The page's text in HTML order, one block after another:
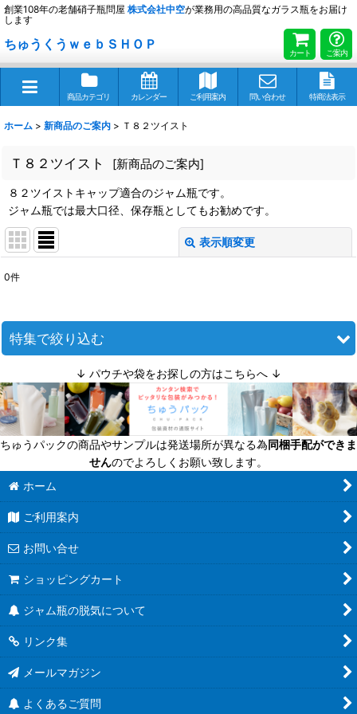
創業108年の老舗硝子瓶問屋 株式会社中空が業務用の高品質なガラス瓶をお届け
します
ちゅうくうｗｅｂＳＨＯＰ
カート ご案内
商品カテゴリ カレンダー ご利用案内 問い合わせ 特商法表示
ホーム > 新商品のご案内 > Ｔ８２ツイスト
Ｔ８２ツイスト [新商品のご案内]
８２ツイストキャップ適合のジャム瓶です。
ジャム瓶では最大口径、保存瓶としてもお勧めです。
表示順変更
並び順 :
絞り込む
0件
特集で絞り込む
迷ったら定番商品！
送料無料商品
超軽量瓶
六角びん
八角びん
角びん全て
マヨネーズびん
お酒のテイクアウト容器
人気のハーバリウム瓶
↓ パウチや袋をお探しの方はこちらへ ↓
ちゅうパックの商品やサンプルは発送場所が異なる為同梱手配ができま
せんのでよろしくお願い致します。
ホーム
ご利用案内
お問い合せ
ショッピングカート
ジャム瓶の脱気について
リンク集
メールマガジン
よくあるご質問